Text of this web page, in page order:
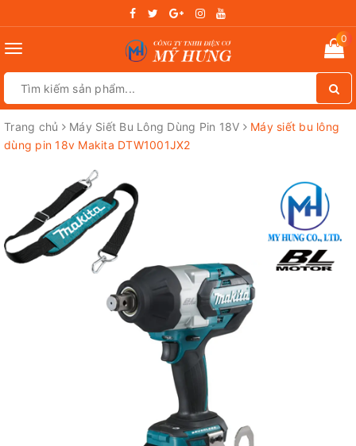
Toggle
0
Trang chủ Máy Siết Bu Lông Dùng Pin 18V
Máy siết bu lông
dùng pin 18v Makita DTW1001JX2